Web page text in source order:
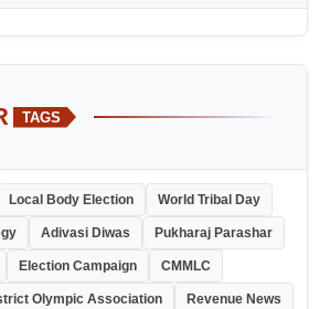
TAGS
Local Body Election World Tribal Day
Adivasi Diwas Pukharaj Parashar
Election Campaign CMMLC
Olympic Association Revenue News